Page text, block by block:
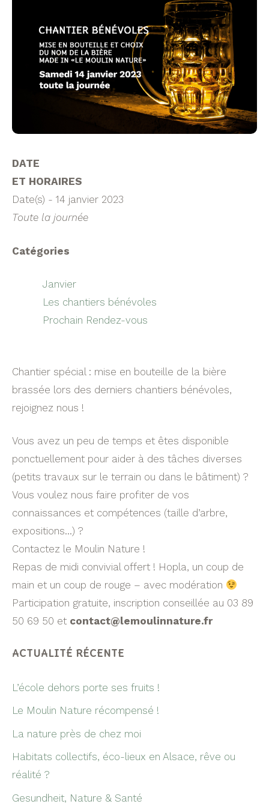
DATE
ET HORAIRES
Date(s) - 14 janvier 2023
Toute la journée
Catégories
Janvier
Les chantiers bénévoles
Prochain Rendez-vous
Chantier spécial : mise en bouteille de la bière
brassée lors des derniers chantiers bénévoles,
rejoignez nous !
Vous avez un peu de temps et êtes disponible
ponctuellement pour aider à des tâches diverses
(petits travaux sur le terrain ou dans le bâtiment) ?
Vous voulez nous faire profiter de vos
connaissances et compétences (taille d’arbre,
expositions…) ?
Contactez le Moulin Nature !
Repas de midi convivial offert ! Hopla, un coup de
main et un coup de rouge – avec modération
Participation gratuite, inscription conseillée au 03 89
50 69 50 et contact@lemoulinnature.fr
ACTUALITÉ RÉCENTE
L’école dehors porte ses fruits !
Le Moulin Nature récompensé !
La nature près de chez moi
Habitats collectifs, éco-lieux en Alsace, rêve ou
réalité ?
Gesundheit, Nature & Santé